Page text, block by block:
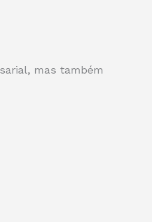
mas também